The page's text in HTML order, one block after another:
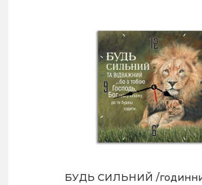
БУДЬ СИЛЬНИЙ /